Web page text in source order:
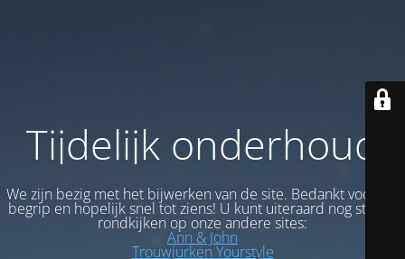
Tijdelijk onderhoud
We zijn bezig met het bijwerken van de site. Bedankt voor uw
begrip en hopelijk snel tot ziens! U kunt uiteraard nog steeds
rondkijken op onze andere sites:
Ann & John
Trouwjurken Yourstyle